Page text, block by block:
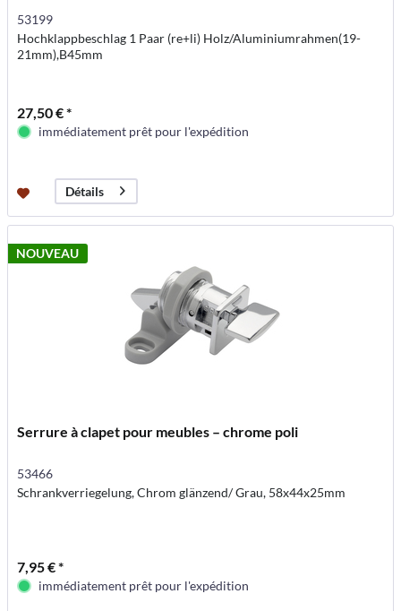
53199
Hochklappbeschlag 1 Paar (re+li) Holz/Aluminiumrahmen(19-
21mm),B45mm
27,50 € *
immédiatement prêt pour l'expédition
Détails
NOUVEAU
Serrure à clapet pour meubles – chrome poli
53466
Schrankverriegelung, Chrom glänzend/ Grau, 58x44x25mm
7,95 € *
immédiatement prêt pour l'expédition